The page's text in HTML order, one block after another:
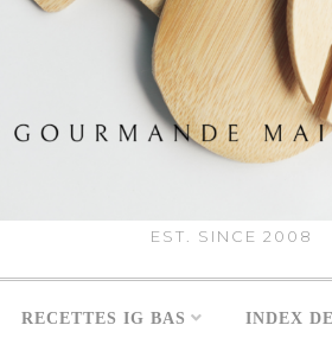
EST. SINCE 2008
RECETTES IG BAS INDEX